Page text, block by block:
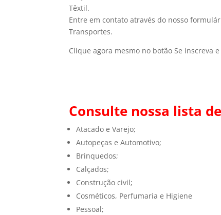
Têxtil.
Entre em contato através do nosso
Transportes.
Clique agora mesmo no botão Se inscreva
Consulte nossa lista
Atacado e Varejo;
Autopeças e Automotivo;
Brinquedos;
Calçados;
Construção civil;
Cosméticos, Perfumaria e Higiene
Pessoal;